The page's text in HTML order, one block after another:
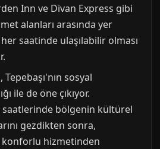
Inn ve Divan Express gibi
alanları arasında yer
saatinde ulaşılabilir olması
sosyal
ile de öne çıkıyor.
bölgenin kültürel
gezdikten sonra,
konforlu hizmetinden